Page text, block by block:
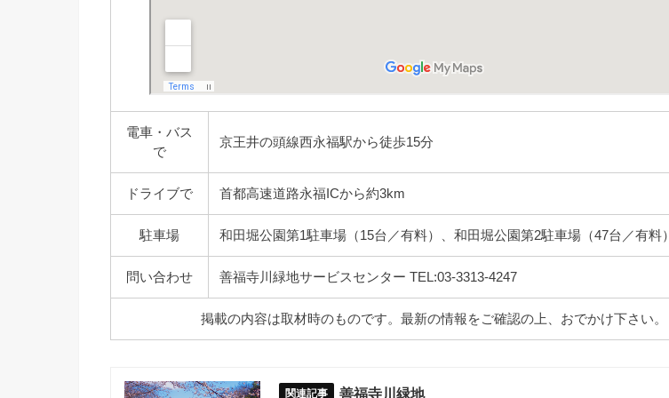
電車・バス
で
京王井の頭線西永福駅から徒歩15分
ドライブで 首都高速道路永福ICから約3km
駐車場 和田堀公園第1駐車場（15台／有料）、和田堀公園第2駐車場（47台／有料）
問い合わせ 善福寺川緑地サービスセンター TEL:03-3313-4247
掲載の内容は取材時のものです。最新の情報をご確認の上、おでかけ下さい。
善福寺川緑地